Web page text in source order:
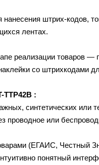
штрих-кодов,
лентах.
реализации товаров
со штрихкодами
TTP42B :
синтетических или
проводное или
(ЕГАИС, Честный
понятный